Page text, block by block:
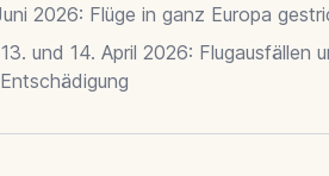
2026: Flüge in ganz Europa
und 14. April 2026: Flugausfällen